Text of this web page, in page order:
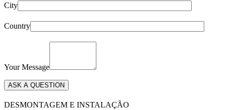
City
Country
Your Message
DESMONTAGEM E INSTALAÇÃO